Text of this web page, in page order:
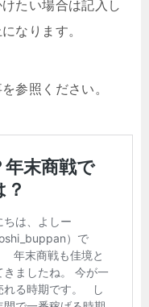
たい場合は記入し
なります。
参照ください。